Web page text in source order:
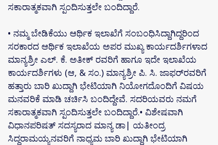
ಸಕಾರಾತ್ಮಕವಾಗಿ ಸ್ಪಂದಿಸುತ್ತಲೇ ಬಂದಿದ್ದಾರೆ.
• ನಮ್ಮ ಬೇಡಿಕೆಯು ಆರ್ಥಿಕ ಇಲಾಖೆಗೆ ಸಂಬಂಧಿಸಿದ್ದಾಗಿದ್ದರಿಂದ
ಸರಕಾರದ ಆರ್ಥಿಕ ಇಲಾಖೆಯ ಅಪರ ಮುಖ್ಯ ಕಾರ್ಯದರ್ಶಿಗಳಾದ
ಮಾನ್ಯಶ್ರೀ ಎಲ್. ಕೆ. ಅತೀಕ್‌ ರವರಿಗೆ ಹಾಗೂ ಇದೇ ಇಲಾಖೆಯ
ಕಾರ್ಯದರ್ಶಿಗಳು (ಆ, & ಸಂ.) ಮಾನ್ಯಶ್ರೀ ಪಿ. ಸಿ. ಜಾಫರ್‌ರವರಿಗೆ
ಹತ್ತಾರು ಬಾರಿ ಖುದ್ದಾಗಿ ಭೇಟಿಯಾಗಿ ನಿಯೋಗದೊಂದಿಗೆ ವಿಷಯ
ಮನವರಿಕೆ ಮಾಡಿ ಚರ್ಚಿಸಿ ಬಂದಿದ್ದೇವೆ. ಸದರಿಯವರು ನಮಗೆ
ಸಕಾರಾತ್ಮಕವಾಗಿ ಸ್ಪಂದಿಸುತ್ತಲೇ ಬಂದಿದ್ದಾರೆ.• ವಿಶೇಷವಾಗಿ
ವಿಧಾನಪರಿಷತ್ ಸದಸ್ಯರಾದ ಮಾನ್ಯ ಡಾ| ಯತೀಂದ್ರ
ಸಿದ್ಧರಾಮಯ್ಯನವರಿಗೆ ನಾಧ್ಯಮ ಬಾರಿ ಖುದ್ದಾಗಿ ಭೇಟಿಯಾಗಿ